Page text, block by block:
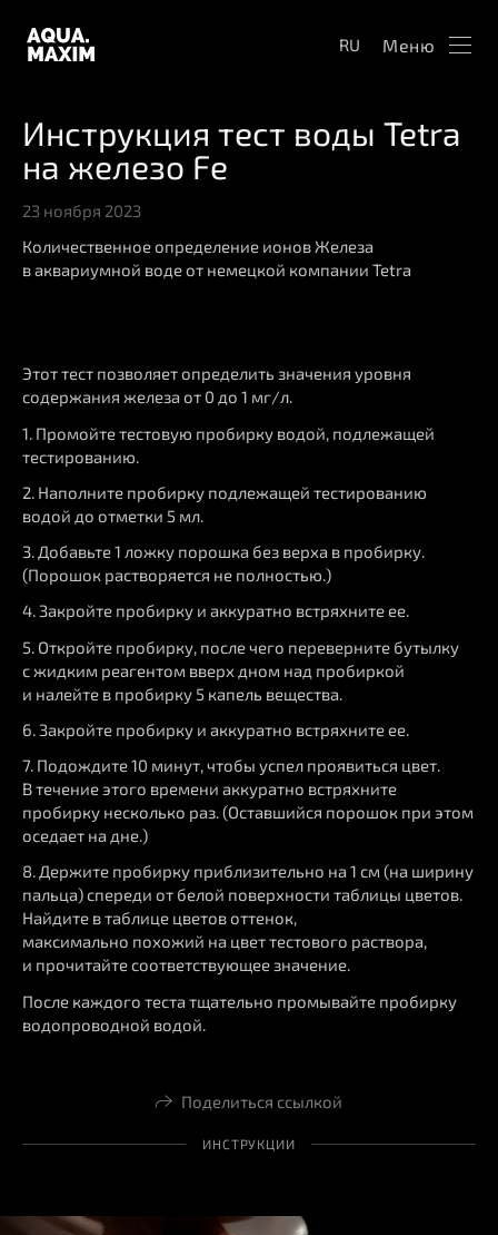
RU Меню
Инструкция тест воды Tetra
на железо Fe
23 ноября 2023
Количественное определение ионов Железа
в аквариумной воде от немецкой компании Tetra
Этот тест позволяет определить значения уровня
содержания железа от 0 до 1 мг/л.
1. Промойте тестовую пробирку водой, подлежащей
тестированию.
2. Наполните пробирку подлежащей тестированию
водой до отметки 5 мл.
3. Добавьте 1 ложку порошка без верха в пробирку.
(Порошок растворяется не полностью.)
4. Закройте пробирку и аккуратно встряхните ее.
5. Откройте пробирку, после чего переверните бутылку
с жидким реагентом вверх дном над пробиркой
и налейте в пробирку 5 капель вещества.
6. Закройте пробирку и аккуратно встряхните ее.
7. Подождите 10 минут, чтобы успел проявиться цвет.
В течение этого времени аккуратно встряхните
пробирку несколько раз. (Оставшийся порошок при этом
оседает на дне.)
8. Держите пробирку приблизительно на 1 см (на ширину
пальца) спереди от белой поверхности таблицы цветов.
Найдите в таблице цветов оттенок,
максимально похожий на цвет тестового раствора,
и прочитайте соответствующее значение.
После каждого теста тщательно промывайте пробирку
водопроводной водой.
Поделиться ссылкой
ИНСТРУКЦИИ